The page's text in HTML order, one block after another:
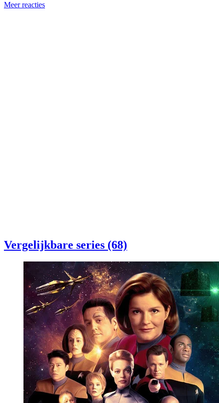
Meer reacties
Vergelijkbare series (68)